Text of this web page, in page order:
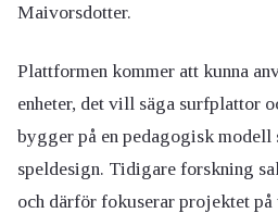
Maivorsdotter.
Plattformen kommer att kunna
enheter, det vill säga surfplattor
bygger på en pedagogisk modell
speldesign. Tidigare forskning
och därför fokuserar projektet på